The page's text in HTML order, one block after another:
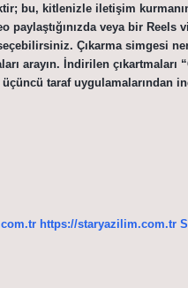
bu, kitlenizle iletişim
veya bir
Çıkarma simgesi
arayın. İndirilen
taraf uygulamalarından
https://staryazilim.com.tr